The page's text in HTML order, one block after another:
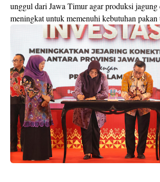
unggul dari Jawa Timur agar produksi
meningkat untuk memenuhi kebutuhan pakan